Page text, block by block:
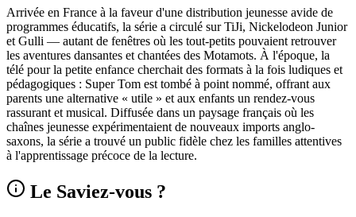
Arrivée en France à la faveur d'une distribution jeunesse avide de
programmes éducatifs, la série a circulé sur TiJi, Nickelodeon Junior
et Gulli — autant de fenêtres où les tout-petits pouvaient retrouver
les aventures dansantes et chantées des Motamots. À l'époque, la
télé pour la petite enfance cherchait des formats à la fois ludiques et
pédagogiques : Super Tom est tombé à point nommé, offrant aux
parents une alternative « utile » et aux enfants un rendez-vous
rassurant et musical. Diffusée dans un paysage français où les
chaînes jeunesse expérimentaient de nouveaux imports anglo-
saxons, la série a trouvé un public fidèle chez les familles attentives
à l'apprentissage précoce de la lecture.
Le Saviez-vous ?